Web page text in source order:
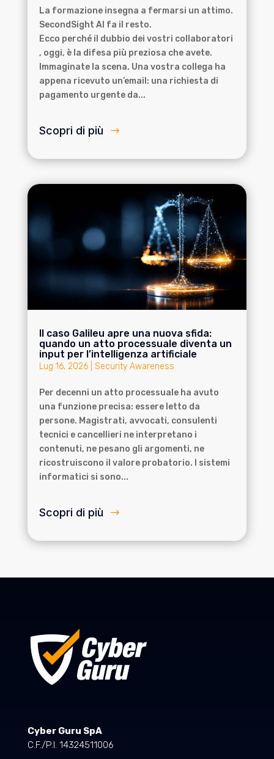
La formazione insegna a fermarsi un attimo.
SecondSight AI fa il resto.
Ecco perché il dubbio dei vostri collaboratori
, oggi, è la difesa più preziosa che avete.
Immaginate la scena. Una vostra collega ha
appena ricevuto un’email: una richiesta di
pagamento urgente da...
Scopri di più
Il caso Galileu apre una nuova sfida:
quando un atto processuale diventa un
input per l’intelligenza artificiale
Lug 16, 2026| Security Awareness
Per decenni un atto processuale ha avuto
una funzione precisa: essere letto da
persone. Magistrati, avvocati, consulenti
tecnici e cancellieri ne interpretano i
contenuti, ne pesano gli argomenti, ne
ricostruiscono il valore probatorio. I sistemi
informatici si sono...
Scopri di più
Cyber Guru SpA
C.F./P.I. 14324511006